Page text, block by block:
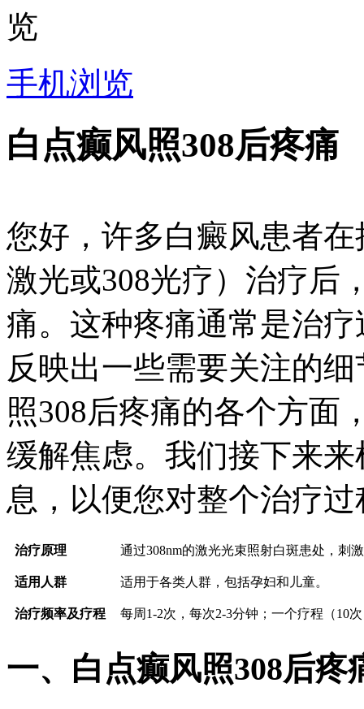
手机浏览
白点癫风照308后疼痛
您好，许多白癜风患者
激光或308光疗）治疗后
痛。这种疼痛通常是治
反映出一些需要关注的
照308后疼痛的各个方面
缓解焦虑。我们接下来
息，以便您对整个治疗
治疗原理 通过308nm的激光光束照射白斑患处，刺
适用人群 适用于各类人群，包括孕妇和儿童。
治疗频率及疗程 每周1-2次，每次2-3分钟；一个疗程（10
一、白点癫风照308后疼